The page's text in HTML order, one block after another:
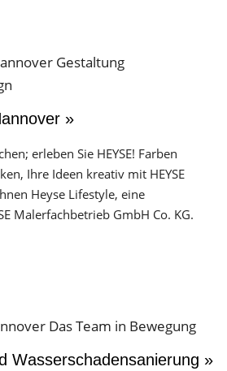
»
erleben Sie HEYSE! Farben
Ihre Ideen kreativ mit HEYSE
Heyse Lifestyle, eine
Malerfachbetrieb GmbH Co. KG.
Wasserschadensanierung »